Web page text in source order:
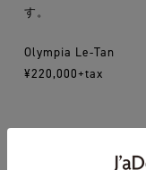
す。
Olympia Le-Tan
¥220,000+tax